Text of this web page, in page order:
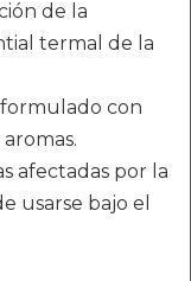
de la
termal de la
con
afectadas por la
usarse bajo el